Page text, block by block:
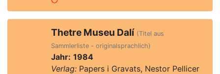
Thetre Museu Dalí (Titel aus
Sammlerliste - originalsprachlich)
Jahr: 1984
Verlag:Papers i Gravats, Nestor Pellicer